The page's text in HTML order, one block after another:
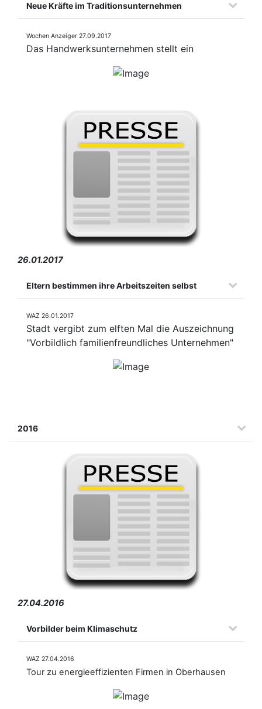
Neue Kräfte im Traditionsunternehmen
Wochen Anzeiger 27.09.2017
Das Handwerksunternehmen stellt ein
26.01.2017
Eltern bestimmen ihre Arbeitszeiten selbst
WAZ 26.01.2017
Stadt vergibt zum elften Mal die Auszeichnung
"Vorbildlich familienfreundliches Unternehmen"
2016
27.04.2016
Vorbilder beim Klimaschutz
WAZ 27.04.2016
Tour zu energieeffizienten Firmen in Oberhausen